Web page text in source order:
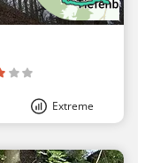
Extreme